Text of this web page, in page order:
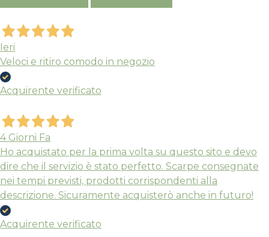
Ieri
Veloci e ritiro comodo in negozio
Acquirente verificato
4 Giorni Fa
Ho acquistato per la prima volta su questo sito e devo
dire che il servizio è stato perfetto. Scarpe consegnate
nei tempi previsti, prodotti corrispondenti alla
descrizione. Sicuramente acquisterò anche in futuro!
Acquirente verificato
Nuovi ribassi fino al 70%
Spedizioni garantite prima della
chiusura solo per gli ordini effettuati